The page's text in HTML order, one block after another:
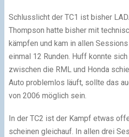
Schlusslicht der TC1 ist bisher
Thompson hatte bisher mit
kämpfen und kam in allen
einmal 12 Runden. Huff konnte
zwischen die RML und Honda
Auto problemlos läuft, sollte das
von 2006 möglich sein.
In der TC2 ist der Kampf etwas
scheinen gleichauf. In allen drei